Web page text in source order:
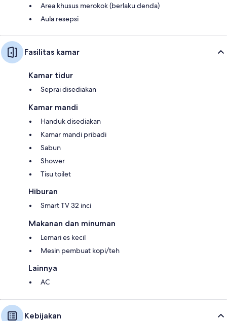
Area khusus merokok (berlaku denda)
Aula resepsi
Fasilitas kamar
Kamar tidur
Seprai disediakan
Kamar mandi
Handuk disediakan
Kamar mandi pribadi
Sabun
Shower
Tisu toilet
Hiburan
Smart TV 32 inci
Makanan dan minuman
Lemari es kecil
Mesin pembuat kopi/teh
Lainnya
AC
Kebijakan